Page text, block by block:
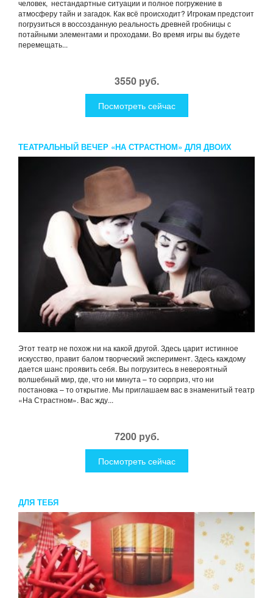
человек, нестандартные ситуации и полное погружение в
атмосферу тайн и загадок. Как всё происходит? Игрокам предстоит
погрузиться в воссозданную реальность древней гробницы с
потайными элементами и проходами. Во время игры вы будете
перемещать...
3550 руб.
Посмотреть сейчас
ТЕАТРАЛЬНЫЙ ВЕЧЕР «НА СТРАСТНОМ» ДЛЯ ДВОИХ
Этот театр не похож ни на какой другой. Здесь царит истинное
искусство, правит балом творческий эксперимент. Здесь каждому
дается шанс проявить себя. Вы погрузитесь в невероятный
волшебный мир, где, что ни минута – то сюрприз, что ни
постановка – то открытие. Мы приглашаем вас в знаменитый театр
«На Страстном». Вас жду...
7200 руб.
Посмотреть сейчас
ДЛЯ ТЕБЯ